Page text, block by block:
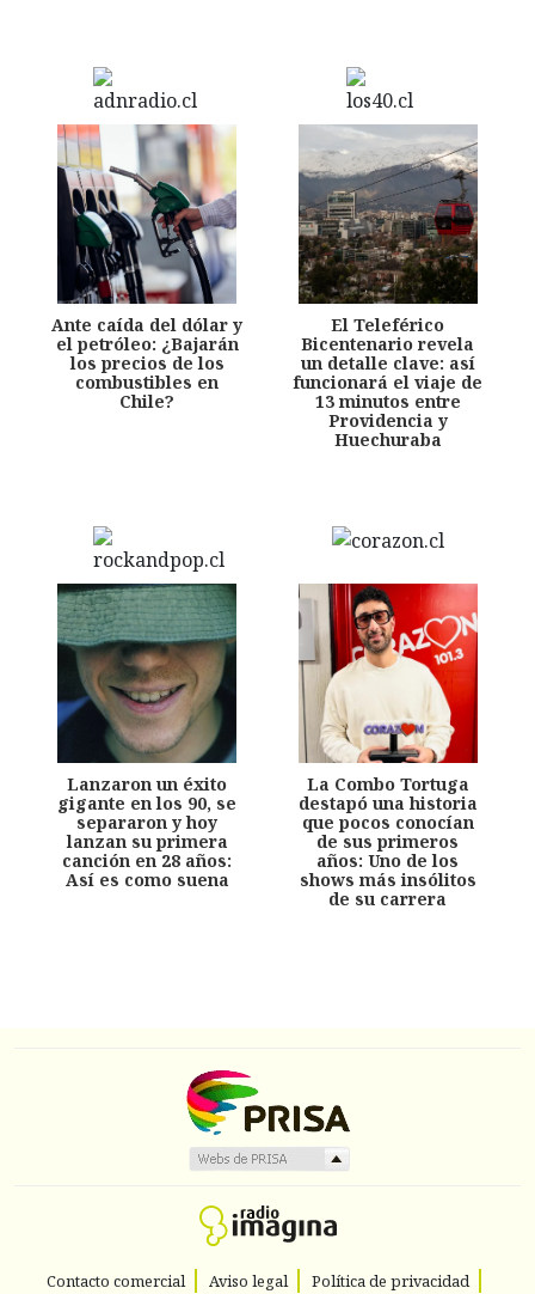
Ante caída del dólar y
el petróleo: ¿Bajarán
los precios de los
combustibles en
Chile?
El Teleférico
Bicentenario revela
un detalle clave: así
funcionará el viaje de
13 minutos entre
Providencia y
Huechuraba
Lanzaron un éxito
gigante en los 90, se
separaron y hoy
lanzan su primera
canción en 28 años:
Así es como suena
La Combo Tortuga
destapó una historia
que pocos conocían
de sus primeros
años: Uno de los
shows más insólitos
de su carrera
Contacto comercial Aviso legal Política de privacidad